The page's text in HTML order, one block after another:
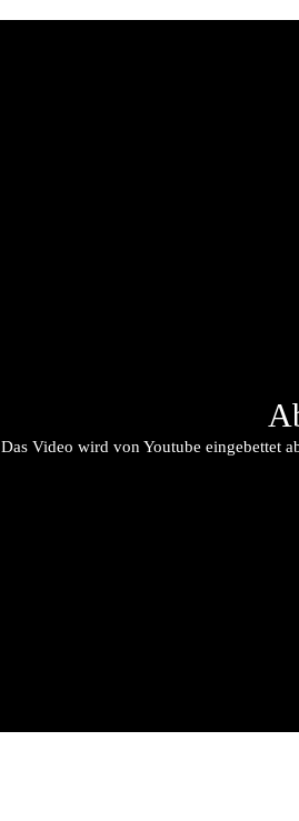
Das Video wird von Youtube eingebettet